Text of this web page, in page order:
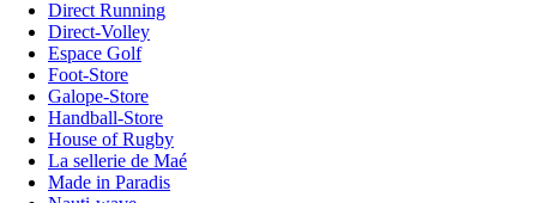
Direct Running
Direct-Volley
Espace Golf
Foot-Store
Galope-Store
Handball-Store
House of Rugby
La sellerie de Maé
Made in Paradis